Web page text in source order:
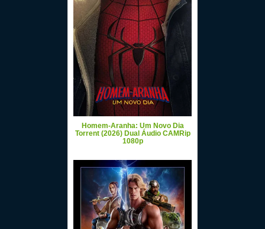
Homem-Aranha: Um Novo Dia
Torrent (2026) Dual Áudio CAMRip
1080p